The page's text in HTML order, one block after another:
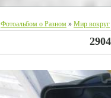
Фотоальбом о Разном » Мир вокруг